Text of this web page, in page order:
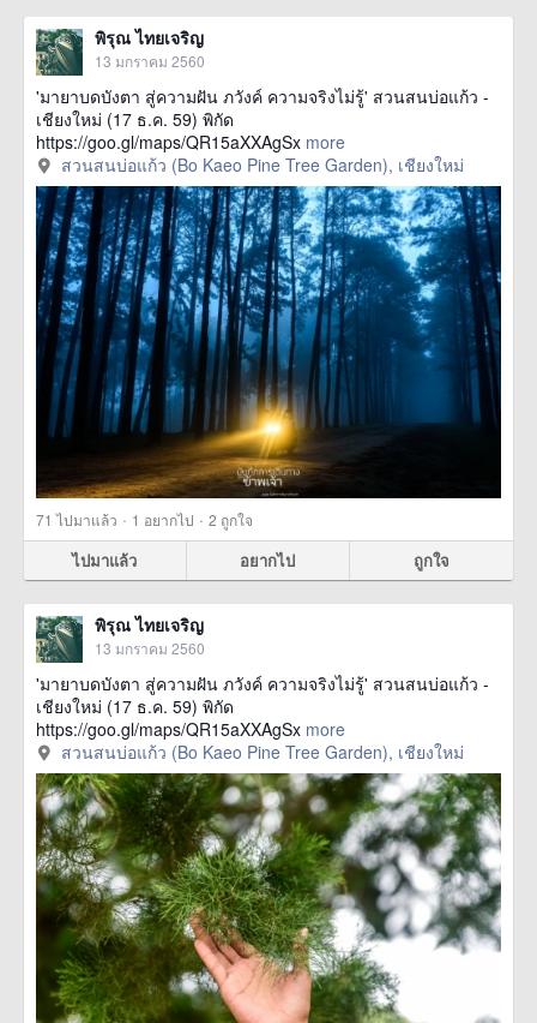
พิรุณ ไทยเจริญ
13 มกราคม 2560
'มายาบดบังตา สู่ความฝัน ภวังค์ ความจริงไม่รู้' สวนสนบ่อแก้ว -
เชียงใหม่ (17 ธ.ค. 59) พิกัด
https://goo.gl/maps/QR15aXXAgSx more
สวนสนบ่อแก้ว (Bo Kaeo Pine Tree Garden), เชียงใหม่
71 ไปมาแล้ว · 1 อยากไป · 2 ถูกใจ
ไปมาแล้ว อยากไป ถูกใจ
พิรุณ ไทยเจริญ
13 มกราคม 2560
'มายาบดบังตา สู่ความฝัน ภวังค์ ความจริงไม่รู้' สวนสนบ่อแก้ว -
เชียงใหม่ (17 ธ.ค. 59) พิกัด
https://goo.gl/maps/QR15aXXAgSx more
สวนสนบ่อแก้ว (Bo Kaeo Pine Tree Garden), เชียงใหม่